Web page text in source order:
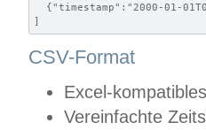
{"timestamp":"2000-01-
]
CSV-Format
Excel-
Vereinfachte